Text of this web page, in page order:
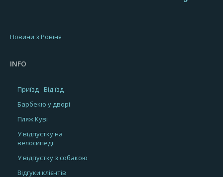
Новини з Ровіня
INFO
Приїзд - Від'їзд
Барбекю у дворі
Пляж Куві
У відпустку на
велосипеді
У відпустку з собакою
Відгуки клієнтів